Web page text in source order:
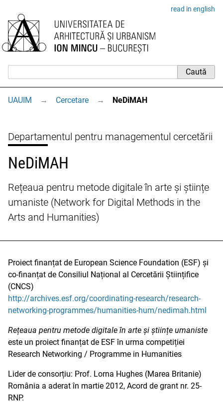
read in english
UAUIM → Cercetare → NeDiMAH
Departamentul pentru managementul cercetării
NeDiMAH
Rețeaua pentru metode digitale în arte și științe
umaniste (Network for Digital Methods in the
Arts and Humanities)
Proiect finanțat de European Science Foundation (ESF) și
co-finanțat de Consiliul Național al Cercetării Științifice
(CNCS)
http://archives.esf.org/coordinating-research/research-
networking-programmes/humanities-hum/nedimah.html
Rețeaua pentru metode digitale în arte și științe umaniste
este un proiect finanțat de ESF în urma competiției
Research Networking / Programme in Humanities
Lider de consorțiu: Prof. Lorna Hughes (Marea Britanie)
România a aderat în martie 2012, Acord de grant nr. 25-
RNP.